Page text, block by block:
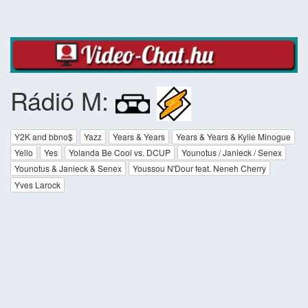
Rádió M:
Y2K and bbno$ Yazz Years & Years
Years & Years & Kylie Minogue
Yello
Yes Yolanda Be Cool vs. DCUP
Younotus / Janieck / Senex
Younotus & Janieck & Senex
Youssou N'Dour feat. Neneh Cherry
Yves Larock